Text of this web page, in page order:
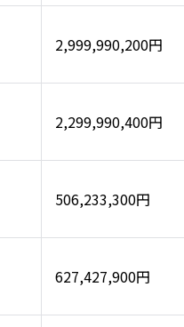
2,999,990,200円
2,299,990,400円
506,233,300円
627,427,900円